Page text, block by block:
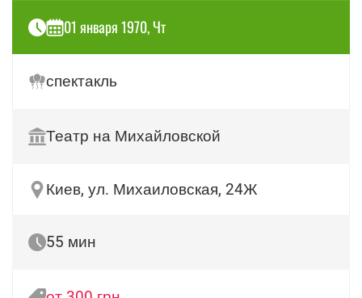
01 января 1970, Чт
спектакль
Театр на Михайловской
Киев, ул. Михаиловская, 24Ж
55 мин